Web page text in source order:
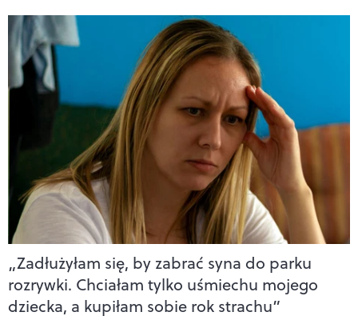
„Zadłużyłam się, by zabrać syna do parku
rozrywki. Chciałam tylko uśmiechu mojego
dziecka, a kupiłam sobie rok strachu”